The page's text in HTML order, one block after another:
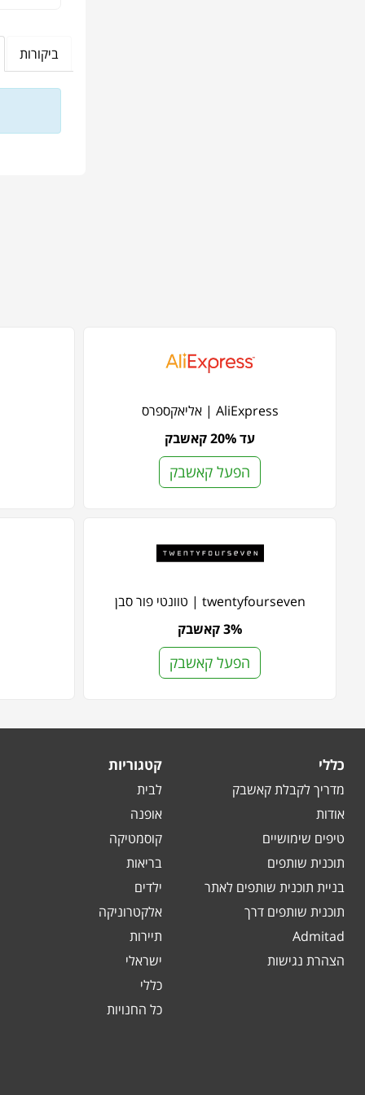
ביקורות
AliExpress | אליאקספרס
עד 20% קאשבק
הפעל קאשבק
twentyfourseven | טוונטי פור סבן
3% קאשבק
הפעל קאשבק
כללי
מדריך לקבלת קאשבק
אודות
טיפים שימושיים
תוכנית שותפים
בניית תוכנית שותפים לאתר
תוכנית שותפים דרך
Admitad
הצהרת נגישות
קטגוריות
לבית
אופנה
קוסמטיקה
בריאות
ילדים
אלקטרוניקה
תיירות
ישראלי
כללי
כל החנויות